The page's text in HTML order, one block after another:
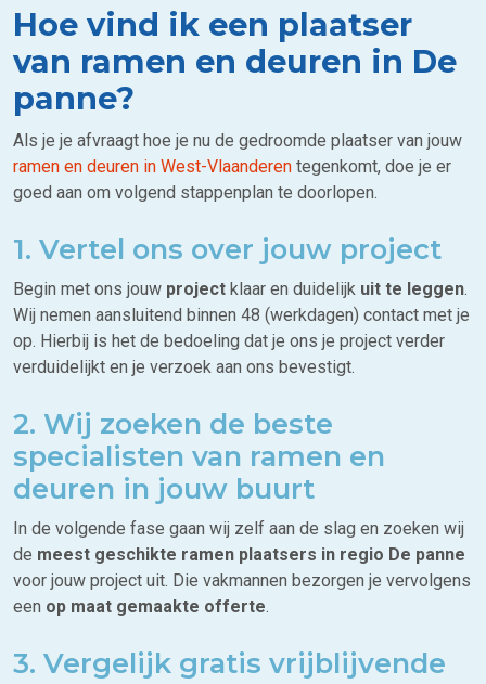
Hoe vind ik een plaatser
van ramen en deuren in De
panne?
Als je je afvraagt hoe je nu de gedroomde plaatser van jouw
ramen en deuren in West-Vlaanderen tegenkomt, doe je er
goed aan om volgend stappenplan te doorlopen.
1. Vertel ons over jouw project
Begin met ons jouw project klaar en duidelijk uit te leggen.
Wij nemen aansluitend binnen 48 (werkdagen) contact met je
op. Hierbij is het de bedoeling dat je ons je project verder
verduidelijkt en je verzoek aan ons bevestigt.
2. Wij zoeken de beste
specialisten van ramen en
deuren in jouw buurt
In de volgende fase gaan wij zelf aan de slag en zoeken wij
de meest geschikte ramen plaatsers in regio De panne
voor jouw project uit. Die vakmannen bezorgen je vervolgens
een op maat gemaakte offerte.
3. Vergelijk gratis vrijblijvende